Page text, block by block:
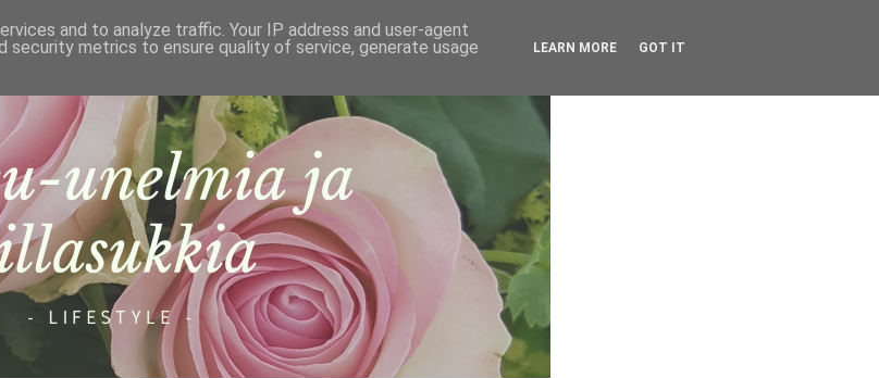
and to analyze traffic. Your IP address and user-agent
security metrics to ensure quality of service, generate usage
LEARN MORE GOT IT